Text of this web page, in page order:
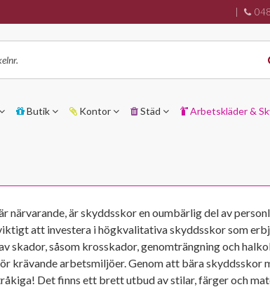
är skyddsskor en oumbärlig del av
att investera i högkvalitativa skyddsskor som
skador, såsom krosskador, genomträngning och
krävande arbetsmiljöer. Genom att bära skyddsskor
Det finns ett brett utbud av stilar, färger och
Butik Kontor Städ Arbetskläder &